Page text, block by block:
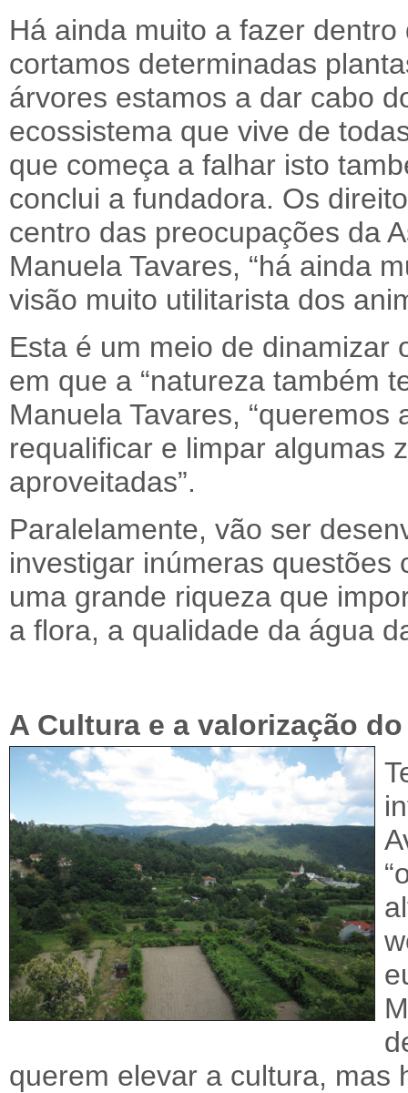
Há ainda muito a fazer
cortamos determinadas
árvores estamos a dar cabo
ecossistema que vive de
que começa a falhar isto
conclui a fundadora. Os
centro das preocupações da
Manuela Tavares, “há ainda
visão muito utilitarista dos
Esta é um meio de dinamizar
em que a “natureza também
Manuela Tavares,
requalificar e limpar algumas
aproveitadas”.
Paralelamente, vão ser
investigar inúmeras questões
uma grande riqueza que
a flora, a qualidade da água
A Cultura e a valorização
querem elevar a cultura, mas